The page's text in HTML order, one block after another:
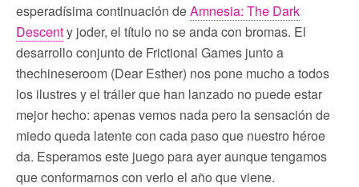
esperadísima continuación deAmnesia: The Dark
Descenty joder, el título no se anda con bromas. El
desarrollo conjunto de Frictional Games junto a
thechineseroom (Dear Esther) nos pone mucho a todos
los ilustres y el tráiler que han lanzado no puede estar
mejor hecho: apenas vemos nada pero la sensación de
miedo queda latente con cada paso que nuestro héroe
da. Esperamos este juego para ayer aunque tengamos
que conformarnos con verlo el año que viene.